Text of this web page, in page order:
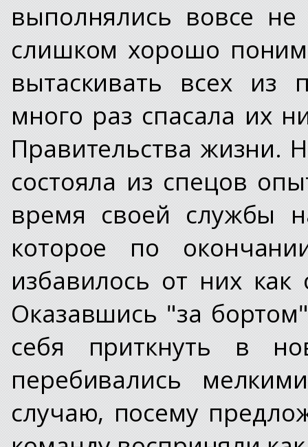
выполнялись вовсе
слишком хорошо
вытаскивать всех из
много раз спасала их
Правительства жизни.
состояла из спецов
время своей службы
которое по
избавилось от них как
Оказавшись "за
себя приткнуть в
перебивались
случаю, посему